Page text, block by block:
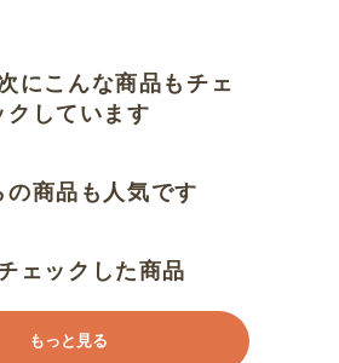
にこんな商品もチェ
クしています
の商品も人気です
ェックした商品
もっと見る